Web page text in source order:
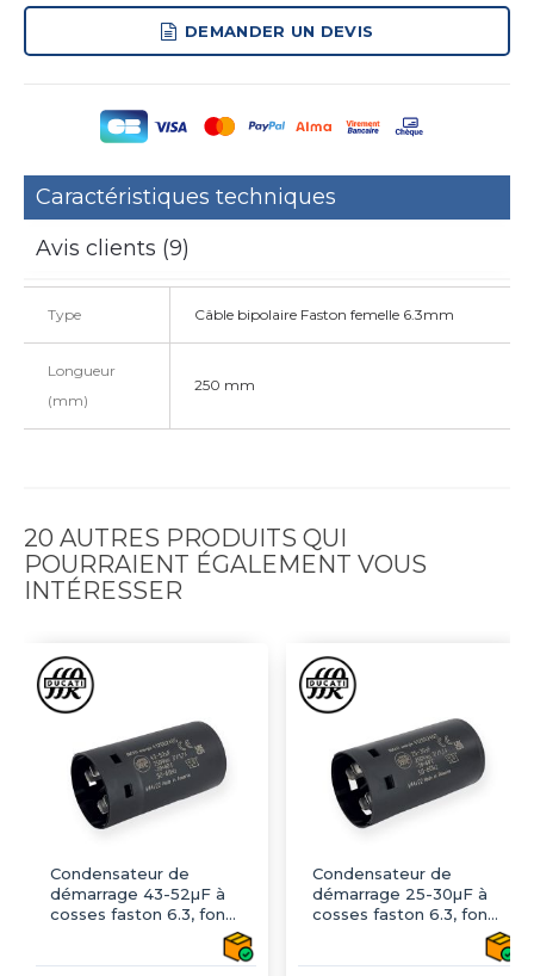
DEMANDER UN DEVIS
Caractéristiques techniques
Avis clients (9)
Type Câble bipolaire Faston femelle 6.3mm
Longueur
(mm)
250 mm
20 AUTRES PRODUITS QUI
POURRAIENT ÉGALEMENT VOUS
INTÉRESSER
Condensateur de
démarrage 43-52µF à
cosses faston 6.3, fond
plat - Ø36.5x68.5mm -
Condensateur de
démarrage 25-30µF à
cosses faston 6.3, fond